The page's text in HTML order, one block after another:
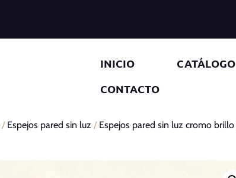
INICIO CATÁLOGO
CONTACTO
/ Espejos pared sin luz / Espejos pared sin luz cromo brillo